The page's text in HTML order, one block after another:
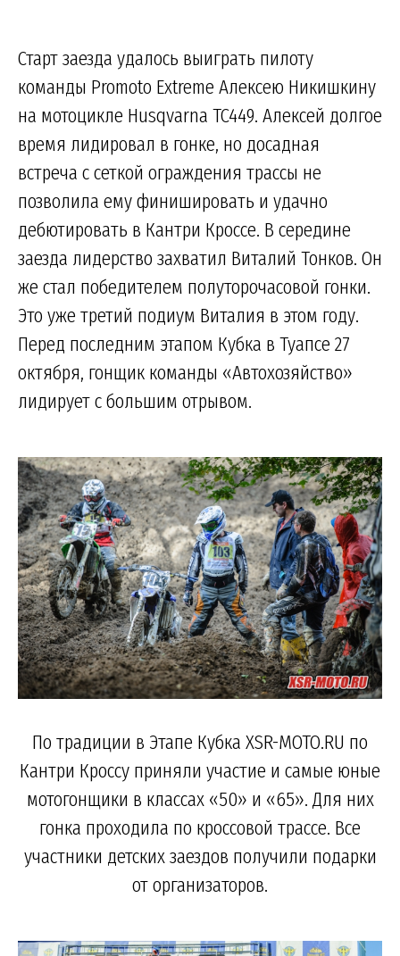
Старт заезда удалось выиграть пилоту
команды Promoto Extreme Алексею Никишкину
на мотоцикле Husqvarna TC449. Алексей долгое
время лидировал в гонке, но досадная
встреча с сеткой ограждения трассы не
позволила ему финишировать и удачно
дебютировать в Кантри Кроссе. В середине
заезда лидерство захватил Виталий Тонков. Он
же стал победителем полуторочасовой гонки.
Это уже третий подиум Виталия в этом году.
Перед последним этапом Кубка в Туапсе 27
октября, гонщик команды «Автохозяйство»
лидирует с большим отрывом.
По традиции в Этапе Кубка XSR-MOTO.RU по
Кантри Кроссу приняли участие и самые юные
мотогонщики в классах «50» и «65». Для них
гонка проходила по кроссовой трассе. Все
участники детских заездов получили подарки
от организаторов.